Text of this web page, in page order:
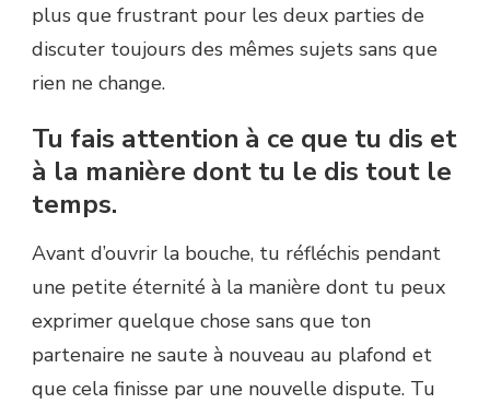
plus que frustrant pour les deux parties de
discuter toujours des mêmes sujets sans que
rien ne change.
Tu fais attention à ce que tu dis et
à la manière dont tu le dis tout le
temps.
Avant d’ouvrir la bouche, tu réfléchis pendant
une petite éternité à la manière dont tu peux
exprimer quelque chose sans que ton
partenaire ne saute à nouveau au plafond et
que cela finisse par une nouvelle dispute. Tu